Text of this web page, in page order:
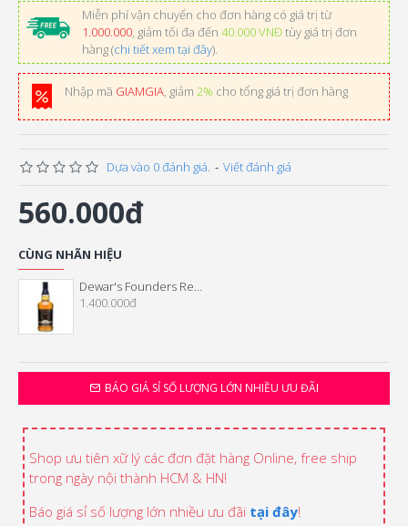
Miễn phí vận chuyển cho đơn hàng có giá trị từ
1.000.000, giảm tối đa đến 40.000 VNĐtùy giá trị đơn
hàng (chi tiết xem tại đây).
Nhập mã GIAMGIA, giảm 2% cho tổng giá trị đơn hàng
Dựa vào 0 đánh giá. - Viết đánh giá
560.000đ
BÁO GIÁ SỈ SỐ LƯỢNG LỚN NHIỀU ƯU ĐÃI
CÙNG NHÃN HIỆU
Dewar's Founders Reserve 18YO Whisky
1.400.000đ
Shop ưu tiên xữ lý các đơn đặt hàng Online, free ship
trong ngày nội thành HCM & HN!
Báo giá sỉ số lượng lớn nhiều ưu đãi tại đây!